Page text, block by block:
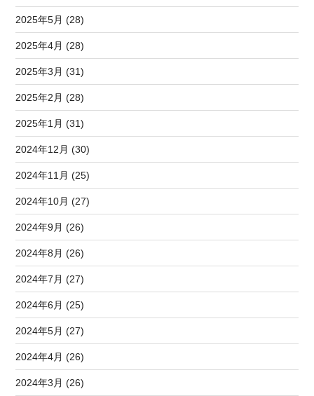
2025年5月 (28)
2025年4月 (28)
2025年3月 (31)
2025年2月 (28)
2025年1月 (31)
2024年12月 (30)
2024年11月 (25)
2024年10月 (27)
2024年9月 (26)
2024年8月 (26)
2024年7月 (27)
2024年6月 (25)
2024年5月 (27)
2024年4月 (26)
2024年3月 (26)